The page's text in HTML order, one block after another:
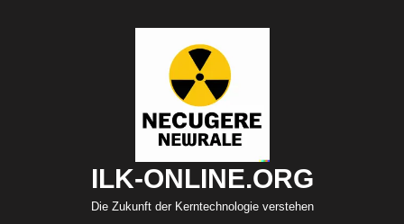
ILK-ONLINE.ORG
Die Zukunft der Kerntechnologie verstehen